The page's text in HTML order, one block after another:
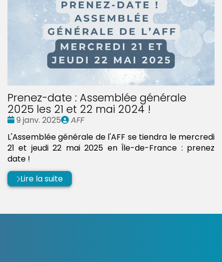
Prenez-date : Assemblée générale
2025 les 21 et 22 mai 2024 !
Date
9 janv. 2025
Publié
par
AFF
L'Assemblée générale de l'AFF se tiendra le mercredi
21 et jeudi 22 mai 2025 en Île-de-France : prenez
date !
Lire la suite